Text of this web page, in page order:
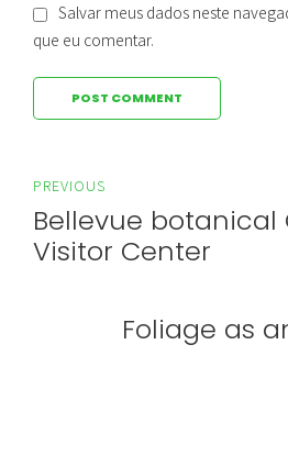
Salvar meus dados neste
que eu comentar.
POST COMMENT
PREVIOUS
Bellevue botanical
Visitor Center
Foliage as